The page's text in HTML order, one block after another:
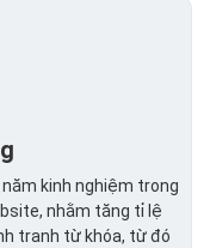
năm kinh nghiệm trong
nhằm tăng tỉ lệ
tranh từ khóa, từ đó